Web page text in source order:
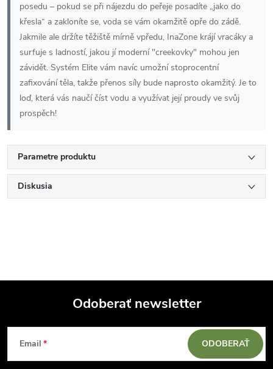
posedu – pokud se při nájezdu do peřeje posadíte „jako do
křesla“ a zakloníte se, voda se vám okamžitě opře do zádě.
Jakmile ale držíte těžiště mírně vpředu, InaZone krájí vracáky a
surfuje s ladností, jakou jí moderní "creekovky" mohou jen
závidět. Systém Elite vám navíc umožní stoprocentní
zafixování těla, takže přenos síly bude naprosto okamžitý. Je to
loď, která vás naučí číst vodu a využívat její proudy ve svůj
prospěch!
Parametre produktu
Diskusia
Z
á
Odoberať newsletter
Email ODOBERAŤ